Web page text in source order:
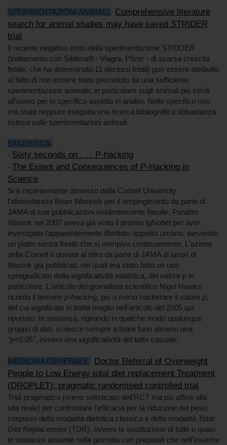
SPERIMENTAZIONI ANIMALI. Comprehensive literature
search for animal studies may have saved STRIDER
trial
Il recente negativo esito della sperimentazione STRIDER
(trattamento con Sildenafil - Viagra, Pfizer - di scarsa crescita
fetale, che ha determinato 11 decessi fetali) può essere attribuito
al fatto di non essere stato preceduto da una sufficiente
sperimentazione animale, in particolare sugli animali più simili
all'uomo per lo specifico aspetto in analisi. Nello specifico non
era stata neppure eseguita una ricerca bibliografica abbastanza
estesa sulle sperimentazioni animali.
STATISTICA.
- Sixty seconds on . . . P-hacking
- The Extent and Consequences of P-Hacking in
Science
Si è recentemente dimesso dalla Cornell University
l'alimentarista Brian Wasinsk per il respingimento da parte di
JAMA di sue pubblicazioni evidentemente fasulle. Peraltro
Wasink nel 2007 aveva già vinto il premio IgNobel per aver
investigato l'apparentemente illimitato appetito umano, servendo
un piatto senza fondo che si riempiva continuamente. L'azione
della Cornell è dovuta al ritiro da parte di JAMA di lavori di
Wasink già pubblicati, nei quali era stato fatto un uso
spregiudicato della significatività statistica, del valore p in
particolare. L'articolo del giornalista scientifico Nigel Hawks
ricorda il termine p-hacking, più o meno hackerare il valore p,
del cui significato si tratta meglio nell'articolo del 2005 qui
riportato. In sostanza, rigirando in qualche modo qualunque
gruppo di dati, si riesce sempre a tirare fuori almeno una
"p<0.05", ovvero una significatività del tutto casuale.
MEDICINA GENERALE. Doctor Referral of Overweight
People to Low Energy total diet replacement Treatment
(DROPLET): pragmatic randomised controlled trial
Trial pragmatico (meno sofisticato dell'RCT ma più affine alla
vita reale) per confrontare l'efficacia per la riduzione del peso
corporeo della modalità dietetica classica e della modalità Total
Diet Replacement(TDR), ovvero la sostituzione di tutte o quasi
le sostanze assunte nella giornata con preparati che nell'insieme